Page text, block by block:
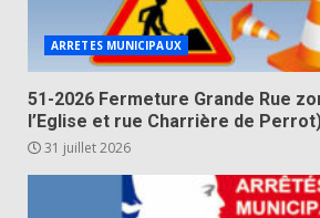
ARRETES MUNICIPAUX
51-2026 Fermeture Grande Rue
l’Eglise et rue Charrière de
31 juillet 2026